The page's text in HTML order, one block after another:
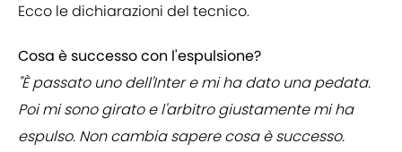
Ecco le dichiarazioni del tecnico.
Cosa è successo con l'espulsione?
"È passato uno dell'Inter e mi ha dato una pedata.
Poi mi sono girato e l'arbitro giustamente mi ha
espulso. Non cambia sapere cosa è successo.